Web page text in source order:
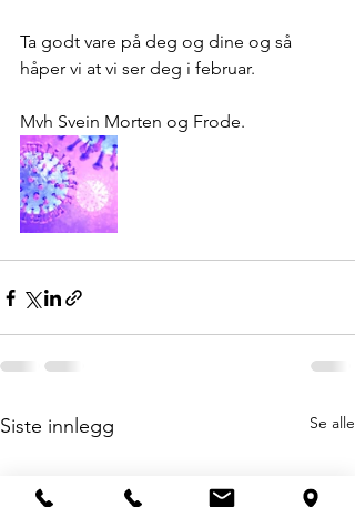
Ta godt vare på deg og dine og så
håper vi at vi ser deg i februar.
Mvh Svein Morten og Frode.
Siste innlegg Se alle